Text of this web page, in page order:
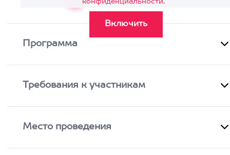
конфиденциальности.
Программа
Требования к участникам
Место проведения